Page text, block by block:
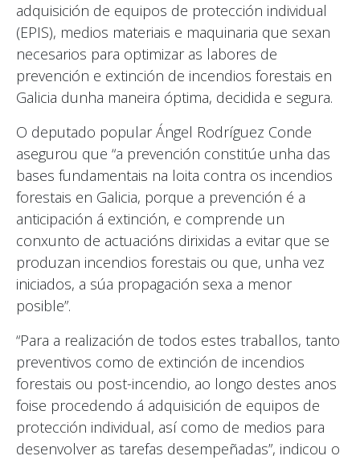
adquisición de equipos de protección individual
(EPIS), medios materiais e maquinaria que sexan
necesarios para optimizar as labores de
prevención e extinción de incendios forestais en
Galicia dunha maneira óptima, decidida e segura.
O deputado popular Ángel Rodríguez Conde
asegurou que “a prevención constitúe unha das
bases fundamentais na loita contra os incendios
forestais en Galicia, porque a prevención é a
anticipación á extinción, e comprende un
conxunto de actuacións dirixidas a evitar que se
produzan incendios forestais ou que, unha vez
iniciados, a súa propagación sexa a menor
posible”.
“Para a realización de todos estes traballos, tanto
preventivos como de extinción de incendios
forestais ou post-incendio, ao longo destes anos
foise procedendo á adquisición de equipos de
protección individual, así como de medios para
desenvolver as tarefas desempeñadas”, indicou o